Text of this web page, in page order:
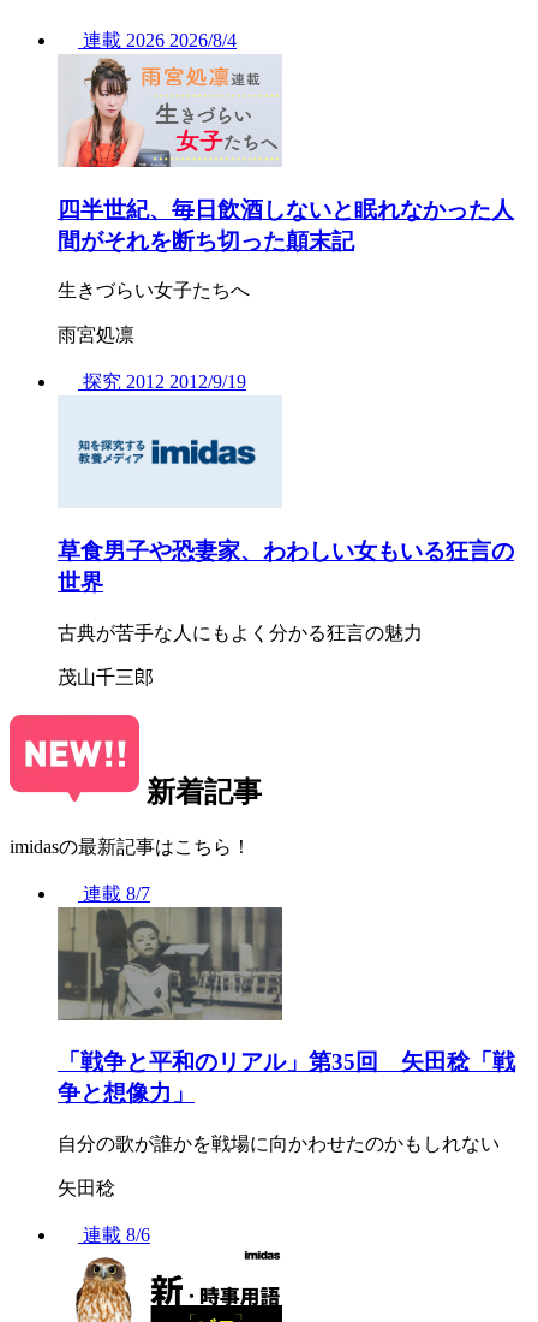
連載 2026 2026/8/4
四半世紀、毎日飲酒しないと眠れなかった人
間がそれを断ち切った顛末記
生きづらい女子たちへ
雨宮処凛
探究 2012 2012/9/19
草食男子や恐妻家、わわしい女もいる狂言の
世界
古典が苦手な人にもよく分かる狂言の魅力
茂山千三郎
新着記事
imidasの最新記事はこちら！
連載 8/7
「戦争と平和のリアル」第35回 矢田稔「戦
争と想像力」
自分の歌が誰かを戦場に向かわせたのかもしれない
矢田稔
連載 8/6